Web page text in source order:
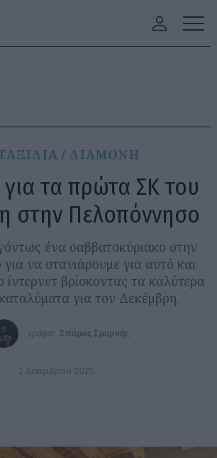
ΔΙΑΜΟΝΗ
για τα πρώτα ΣΚ του
στην Πελοπόννησο
ένα σαββατοκύριακο στην
να στανιάρουμε για αυτό και
ίντερνετ βρίσκοντας τα καλύτερα
για τον Δεκέμβρη.
γράφει: Σπύρος Σμυρνής
1 Δεκεμβρίου 2025